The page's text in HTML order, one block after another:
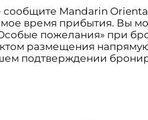
сообщите Mandarin
время прибытия. Вы
пожелания» при
размещения
подтверждении